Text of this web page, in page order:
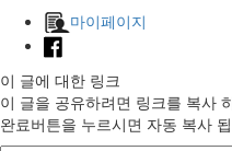
마이페이지
이 글에 대한 링크
이 글을 공유하려면 링크를 복사
완료버튼을 누르시면 자동 복사